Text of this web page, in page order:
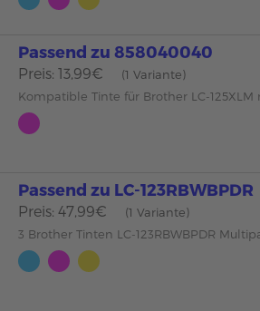
Passend zu 858040040
Preis: 13,99€
(1 Variante)
Kompatible Tinte für Brother LC-125XLM
Passend zu LC-123RBWBPDR
Preis: 47,99€
(1 Variante)
3 Brother Tinten LC-123RBWBPDR